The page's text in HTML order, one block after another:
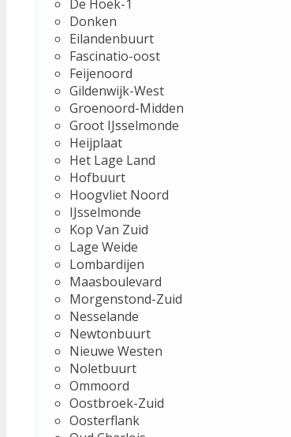
De Hoek-1
Donken
Eilandenbuurt
Fascinatio-oost
Feijenoord
Gildenwijk-West
Groenoord-Midden
Groot IJsselmonde
Heijplaat
Het Lage Land
Hofbuurt
Hoogvliet Noord
IJsselmonde
Kop Van Zuid
Lage Weide
Lombardijen
Maasboulevard
Morgenstond-Zuid
Nesselande
Newtonbuurt
Nieuwe Westen
Noletbuurt
Ommoord
Oostbroek-Zuid
Oosterflank